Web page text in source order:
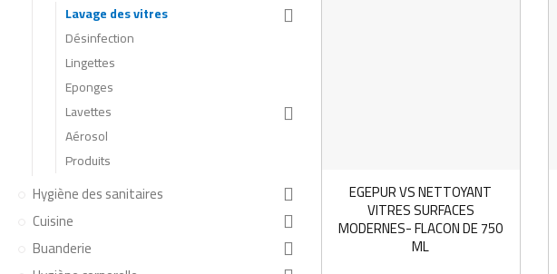
EGEPUR VS NETTOYANT
VITRES SURFACES
MODERNES- FLACON DE 750
ML
Lavage des vitres
Désinfection
Lingettes
Eponges
Lavettes
Aérosol
Produits
Hygiène des sanitaires
Cuisine
Buanderie